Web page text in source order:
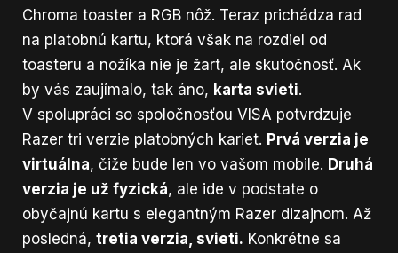
Chroma toaster a RGB nôž. Teraz prichádza rad
na platobnú kartu, ktorá však na rozdiel od
toasteru a nožíka nie je žart, ale skutočnosť. Ak
by vás zaujímalo, tak áno, karta svieti.
V spolupráci so spoločnosťou VISA potvrdzuje
Razer tri verzie platobných kariet. Prvá verzia je
virtuálna, čiže bude len vo vašom mobile. Druhá
verzia je už fyzická, ale ide v podstate o
obyčajnú kartu s elegantným Razer dizajnom. Až
posledná, tretia verzia, svieti. Konkrétne sa